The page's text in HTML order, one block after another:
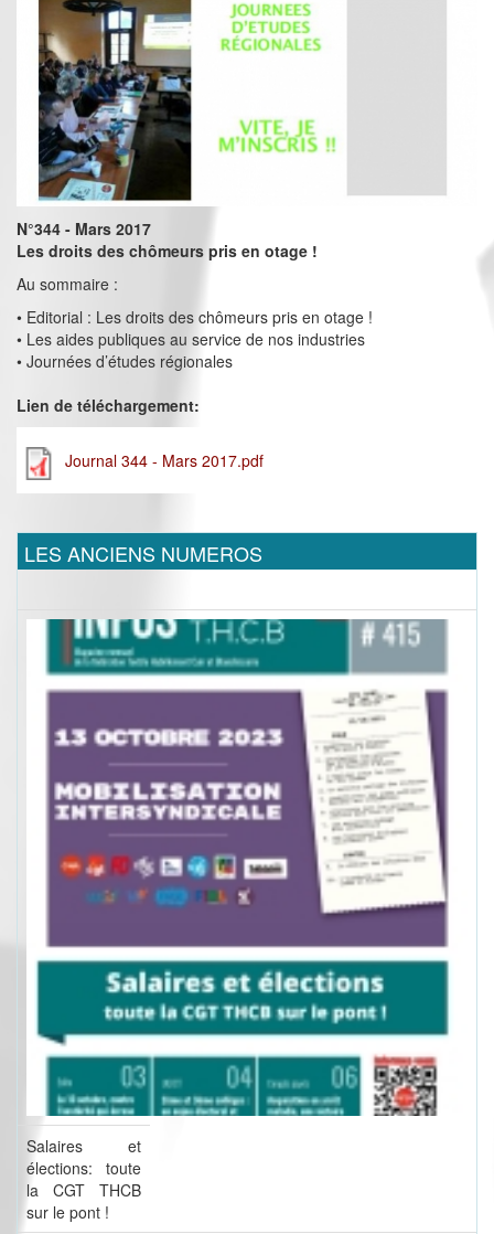
N°344 - Mars 2017
Les droits des chômeurs pris en otage !
Au sommaire :
• Editorial : Les droits des chômeurs pris en otage !
• Les aides publiques au service de nos industries
• Journées d’études régionales
Lien de téléchargement:
Journal 344 - Mars 2017.pdf
LES ANCIENS NUMEROS
Salaires et
élections: toute
la CGT THCB
sur le pont !